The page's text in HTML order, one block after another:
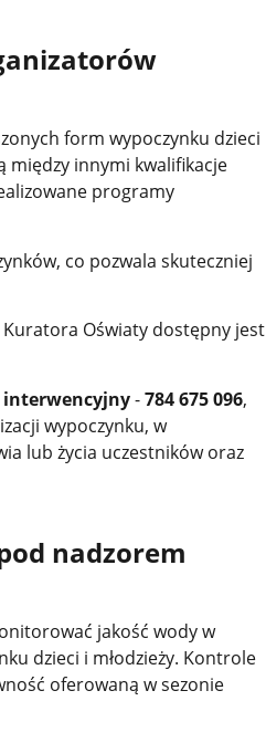
form wypoczynku dzieci
między innymi kwalifikacje
programy
co pozwala skuteczniej
Oświaty dostępny jest
interwencyjny-784 675 096,
wypoczynku, w
lub życia uczestników oraz
nadzorem
jakość wody w
dzieci i młodzieży. Kontrole
oferowaną w sezonie